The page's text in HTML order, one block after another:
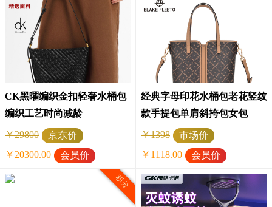
CK黑曜编织金扣轻奢水桶包
编织工艺时尚减龄
￥29800
京东价
￥20300.00
会员价
经典字母印花水桶包老花竖纹
款手提包单肩斜挎包女包
ZMNNB21204-HK
￥1398
市场价
￥1118.00
会员价
积分